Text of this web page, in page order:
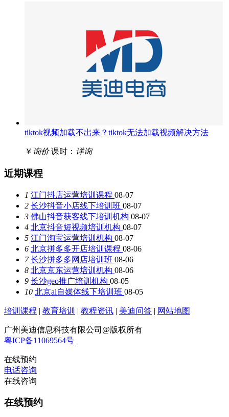
tiktok视频加载不出来？tiktok无法加载视频解决方法
￥ 询价 课时： 详询
近期课程
1 江门抖店运营培训课程 08-07
2 长沙抖音小店线下培训班 08-07
3 佛山抖音获客线下培训机构 08-07
4 北京抖音短视频培训机构 08-07
5 江门淘宝运营培训机构 08-07
6 北京拼多多开店培训课程 08-06
7 长沙拼多多网店培训班 08-06
8 北京京东运营培训机构 08-06
9 长沙geo推广培训机构 08-05
10 北京ai自媒体线下培训班 08-05
培训课程 | 教育培训 | 教程资讯 | 美迪问答 | 网站地图
广州美迪信息科技有限公司@版权所有
粤ICP备11069564号
在线预约
电话咨询
在线咨询
在线预约